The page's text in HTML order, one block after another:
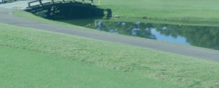
【YouTube】阿部桃子選手と対
決！カリスマフィッター吉田智
によるSteelFiber対決シリーズ第
新年あけまし
います